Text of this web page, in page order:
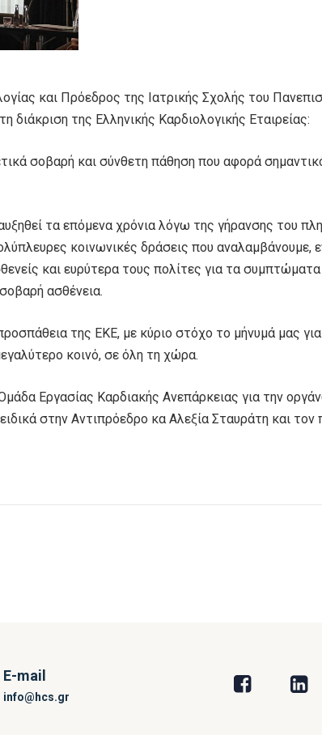
και Πρόεδρος της Ιατρικής Σχολής του
της Ελληνικής Καρδιολογικής Εταιρείας:
σοβαρή και σύνθετη πάθηση που αφορά
τα επόμενα χρόνια λόγω της γήρανσης του
κοινωνικές δράσεις που αναλαμβάνουμε,
και ευρύτερα τους πολίτες για τα συμπτώματα
ασθένεια.
της ΕΚΕ, με κύριο στόχο το μήνυμά μας
κοινό, σε όλη τη χώρα.
Εργασίας Καρδιακής Ανεπάρκειας για την
στην Αντιπρόεδρο κα Αλεξία Σταυράτη και
E-mail
info@hcs.gr